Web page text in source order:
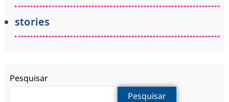
stories
Pesquisar
Pesquisar